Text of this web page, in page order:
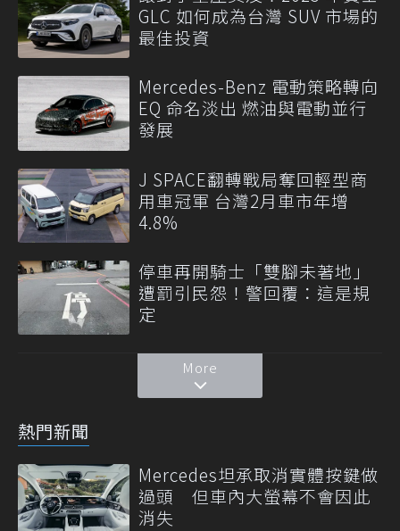
GLC 如何成為台灣 SUV 市場的
最佳投資
Mercedes-Benz 電動策略轉向
EQ 命名淡出 燃油與電動並行
發展
J SPACE翻轉戰局奪回輕型商
用車冠軍 台灣2月車市年增
4.8%
停車再開騎士「雙腳未著地」
遭罰引民怨！警回覆：這是規
定
More
熱門新聞
Mercedes坦承取消實體按鍵做
過頭 但車內大螢幕不會因此
消失